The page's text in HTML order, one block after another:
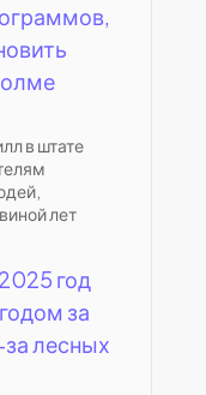
в штате
лет
год
за
лесных